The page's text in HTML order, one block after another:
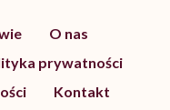
O nas
prywatności
Kontakt